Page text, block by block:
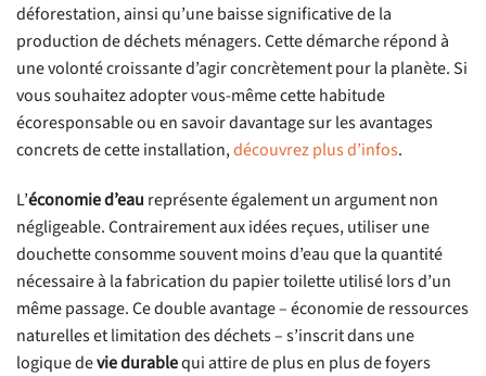
déforestation, ainsi qu’une baisse significative de la
production de déchets ménagers. Cette démarche répond à
une volonté croissante d’agir concrètement pour la planète. Si
vous souhaitez adopter vous-même cette habitude
écoresponsable ou en savoir davantage sur les avantages
concrets de cette installation,découvrez plus d’infos.
L’économie d’eau représente également un argument non
négligeable. Contrairement aux idées reçues, utiliser une
douchette consomme souvent moins d’eau que la quantité
nécessaire à la fabrication du papier toilette utilisé lors d’un
même passage. Ce double avantage – économie de ressources
naturelles et limitation des déchets – s’inscrit dans une
logique devie durablequi attire de plus en plus de foyers